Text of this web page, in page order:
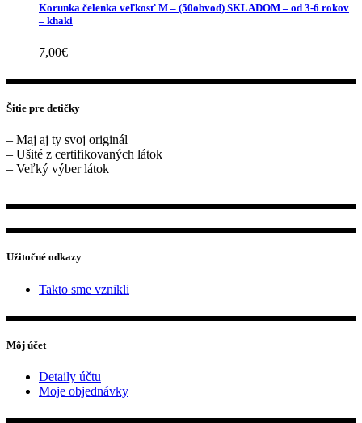
Korunka čelenka veľkosť M – (50obvod) SKLADOM – od 3-6 rokov
– khaki
7,00€
Šitie pre detičky
– Maj aj ty svoj originál
– Ušité z certifikovaných látok
– Veľký výber látok
Užitočné odkazy
Takto sme vznikli
Môj účet
Detaily účtu
Moje objednávky